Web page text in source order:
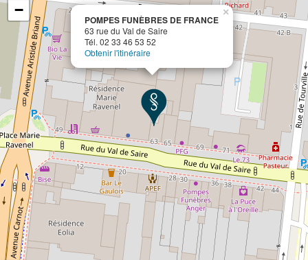
POMPES FUNÈBRES DE FRANCE
63 rue du Val de Saire
Tél. 02 33 46 53 52
Obtenir l'itinéraire
×
−